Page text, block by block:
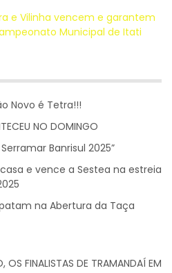
e Vilinha vencem e garantem
Municipal de Itati
Novo é Tetra!!!
NO DOMINGO
Banrisul 2025”
e vence a Sestea na estreia
na Abertura da Taça
OS FINALISTAS DE TRAMANDAÍ EM